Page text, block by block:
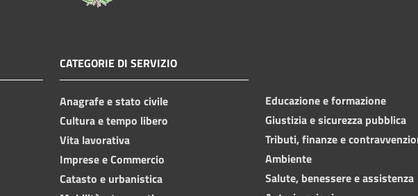
CATEGORIE DI SERVIZIO
Anagrafe e stato civile
Cultura e tempo libero
Vita lavorativa
Imprese e Commercio
Catasto e urbanistica
Educazione e formazione
Giustizia e sicurezza pubblica
Tributi, finanze e
Ambiente
Salute, benessere e assistenza